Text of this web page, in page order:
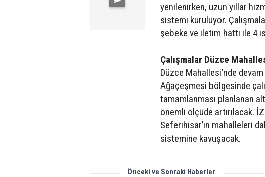
yenilenirken, uzun yıllar
sistemi kuruluyor.
şebeke ve iletim hattı ile 4
Çalışmalar Düzce
Düzce Mahallesi’nde
Ağaçeşmesi bölgesinde
tamamlanması planlanan
önemli ölçüde artırılacak.
Seferihisar’ın mahalleleri
sistemine kavuşacak.
Önceki ve Sonraki Haberler